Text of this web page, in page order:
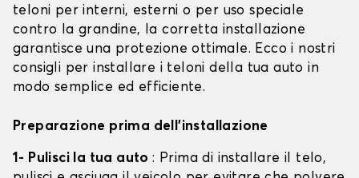
teloni per interni, esterni o per uso speciale
contro la grandine, la corretta installazione
garantisce una protezione ottimale. Ecco i nostri
consigli per installare i teloni della tua auto in
modo semplice ed efficiente.
Preparazione prima dell'installazione
1- Pulisci la tua auto: Prima di installare il telo,